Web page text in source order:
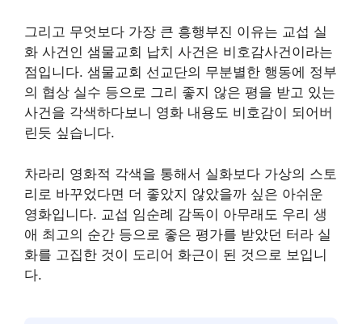
그리고 무엇보다 가장 큰 흥행부진 이유는 교섭 실
화 사건인 샘물교회 납치 사건은 비호감사건이라는
점입니다. 샘물교회 선교단의 무분별한 행동에 정부
의 협상 실수 등으로 그리 좋지 않은 평을 받고 있는
사건을 각색하다보니 영화 내용도 비호감이 되어버
린듯 싶습니다.
차라리 영화적 각색을 통해서 실화보다 가상의 스토
리로 바꾸었다면 더 좋았지 않았을까 싶은 아쉬운
영화입니다. 교섭 임순례 감독이 아무래도 우리 생
애 최고의 순간 등으로 좋은 평가를 받았던 터라 실
화를 고집한 것이 도리어 화근이 된 것으로 보입니
다.